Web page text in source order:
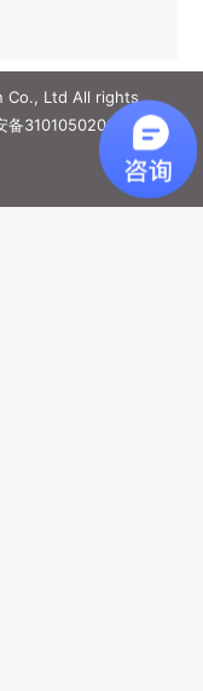
Co., Ltd All rights
备31010502006887号